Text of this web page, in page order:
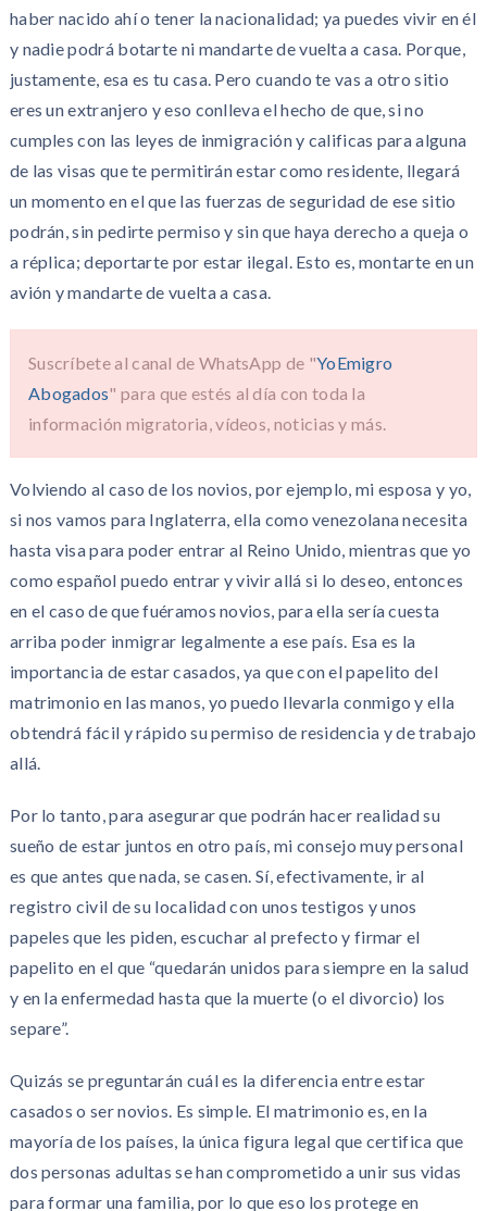
haber nacido ahí o tener la nacionalidad; ya puedes vivir en él
y nadie podrá botarte ni mandarte de vuelta a casa. Porque,
justamente, esa es tu casa. Pero cuando te vas a otro sitio
eres un extranjero y eso conlleva el hecho de que, si no
cumples con las leyes de inmigración y calificas para alguna
de las visas que te permitirán estar como residente, llegará
un momento en el que las fuerzas de seguridad de ese sitio
podrán, sin pedirte permiso y sin que haya derecho a queja o
a réplica; deportarte por estar ilegal. Esto es, montarte en un
avión y mandarte de vuelta a casa.
Suscríbete al canal de WhatsApp de "YoEmigro
Abogados" para que estés al día con toda la
información migratoria, vídeos, noticias y más.
Volviendo al caso de los novios, por ejemplo, mi esposa y yo,
si nos vamos para Inglaterra, ella como venezolana necesita
hasta visa para poder entrar al Reino Unido, mientras que yo
como español puedo entrar y vivir allá si lo deseo, entonces
en el caso de que fuéramos novios, para ella sería cuesta
arriba poder inmigrar legalmente a ese país. Esa es la
importancia de estar casados, ya que con el papelito del
matrimonio en las manos, yo puedo llevarla conmigo y ella
obtendrá fácil y rápido su permiso de residencia y de trabajo
allá.
Por lo tanto, para asegurar que podrán hacer realidad su
sueño de estar juntos en otro país, mi consejo muy personal
es que antes que nada, se casen. Sí, efectivamente, ir al
registro civil de su localidad con unos testigos y unos
papeles que les piden, escuchar al prefecto y firmar el
papelito en el que “quedarán unidos para siempre en la salud
y en la enfermedad hasta que la muerte (o el divorcio) los
separe”.
Quizás se preguntarán cuál es la diferencia entre estar
casados o ser novios. Es simple. El matrimonio es, en la
mayoría de los países, la única figura legal que certifica que
dos personas adultas se han comprometido a unir sus vidas
para formar una familia, por lo que eso los protege en